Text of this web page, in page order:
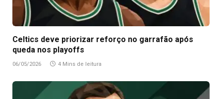
Celtics deve priorizar reforço no garrafão após
queda nos playoffs
06/05/2026 4 Mins de leitura